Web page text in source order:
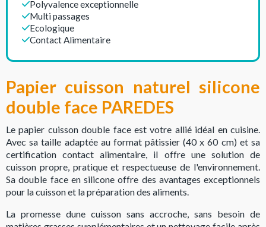
Polyvalence exceptionnelle
Multi passages
Ecologique
Contact Alimentaire
Papier cuisson naturel silicone
double face PAREDES
Le papier cuisson double face est votre allié idéal en cuisine.
Avec sa taille adaptée au format pâtissier (40 x 60 cm) et sa
certification contact alimentaire, il offre une solution de
cuisson propre, pratique et respectueuse de l'environnement.
Sa double face en silicone offre des avantages exceptionnels
pour la cuisson et la préparation des aliments.
La promesse dune cuisson sans accroche, sans besoin de